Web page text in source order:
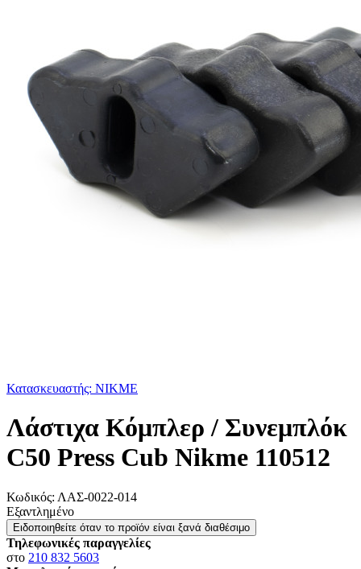
Κατασκευαστής: NIKME
Λάστιχα Κόμπλερ / Συνεμπλόκ
C50 Press Cub Nikme 110512
Κωδικός: ΛΑΣ-0022-014
Εξαντλημένο
Ειδοποιηθείτε όταν το προϊόν είναι ξανά διαθέσιμο
Τηλεφωνικές παραγγελίες
στο 210 832 5603